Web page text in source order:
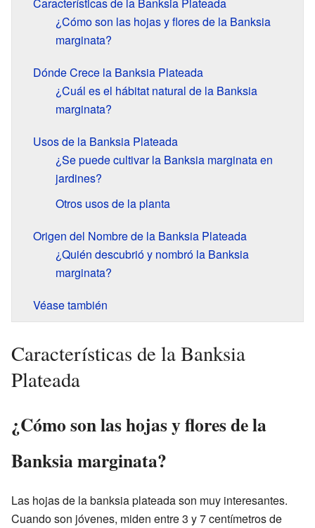
Características de la Banksia Plateada
¿Cómo son las hojas y flores de la Banksia
marginata?
Dónde Crece la Banksia Plateada
¿Cuál es el hábitat natural de la Banksia
marginata?
Usos de la Banksia Plateada
¿Se puede cultivar la Banksia marginata en
jardines?
Otros usos de la planta
Origen del Nombre de la Banksia Plateada
¿Quién descubrió y nombró la Banksia
marginata?
Véase también
Características de la Banksia
Plateada
¿Cómo son las hojas y flores de la
Banksia marginata?
Las hojas de la banksia plateada son muy interesantes.
Cuando son jóvenes, miden entre 3 y 7 centímetros de